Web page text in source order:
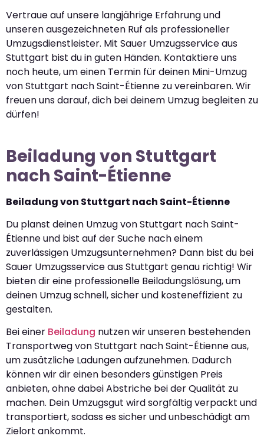
Vertraue auf unsere langjährige Erfahrung und
unseren ausgezeichneten Ruf als professioneller
Umzugsdienstleister. Mit Sauer Umzugsservice aus
Stuttgart bist du in guten Händen. Kontaktiere uns
noch heute, um einen Termin für deinen Mini-Umzug
von Stuttgart nach Saint-Étienne zu vereinbaren. Wir
freuen uns darauf, dich bei deinem Umzug begleiten zu
dürfen!
Beiladung von Stuttgart
nach Saint-Étienne
Beiladung von Stuttgart nach Saint-Étienne
Du planst deinen Umzug von Stuttgart nach Saint-
Étienne und bist auf der Suche nach einem
zuverlässigen Umzugsunternehmen? Dann bist du bei
Sauer Umzugsservice aus Stuttgart genau richtig! Wir
bieten dir eine professionelle Beiladungslösung, um
deinen Umzug schnell, sicher und kosteneffizient zu
gestalten.
Bei einer Beiladung nutzen wir unseren bestehenden
Transportweg von Stuttgart nach Saint-Étienne aus,
um zusätzliche Ladungen aufzunehmen. Dadurch
können wir dir einen besonders günstigen Preis
anbieten, ohne dabei Abstriche bei der Qualität zu
machen. Dein Umzugsgut wird sorgfältig verpackt und
transportiert, sodass es sicher und unbeschädigt am
Zielort ankommt.